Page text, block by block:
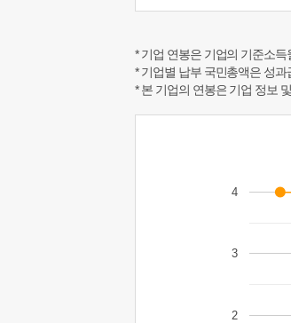
* 기업 연봉은 기업의 기준소
* 기업별 납부 국민총액은 성
* 본 기업의 연봉은 기업 정보
2
3
4